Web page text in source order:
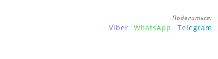
Поделиться:
Viber WhatsApp Telegram